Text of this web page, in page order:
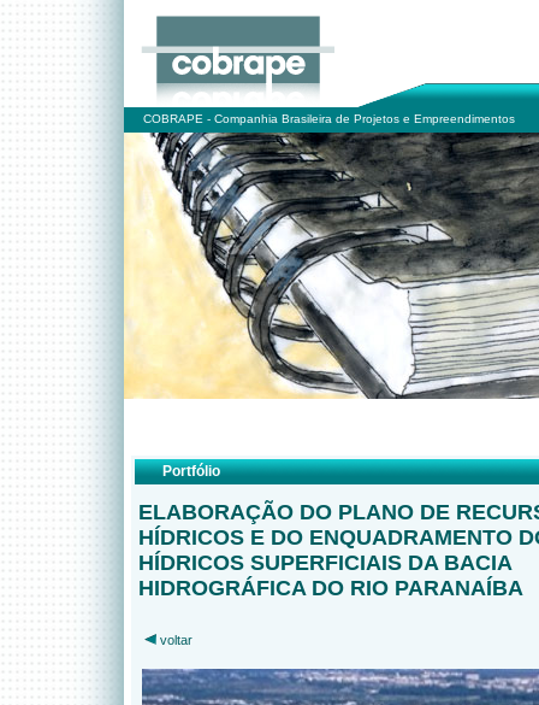
COBRAPE - Companhia Brasileira de Projetos e Empreendimentos
Portfólio
ELABORAÇÃO DO PLANO DE
HÍDRICOS E DO ENQUADRAMENTO
HÍDRICOS SUPERFICIAIS DA BACIA
HIDROGRÁFICA DO RIO PARANAÍBA
voltar